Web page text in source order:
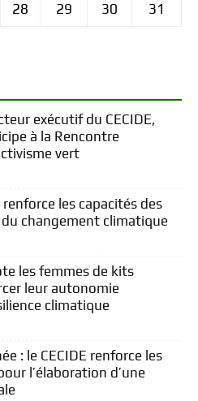
28 29 30
31
exécutif du CECIDE,
à la Rencontre
vert
renforce les capacités des
changement climatique
les femmes de kits
leur autonomie
climatique
: le CECIDE renforce les
l’élaboration d’une